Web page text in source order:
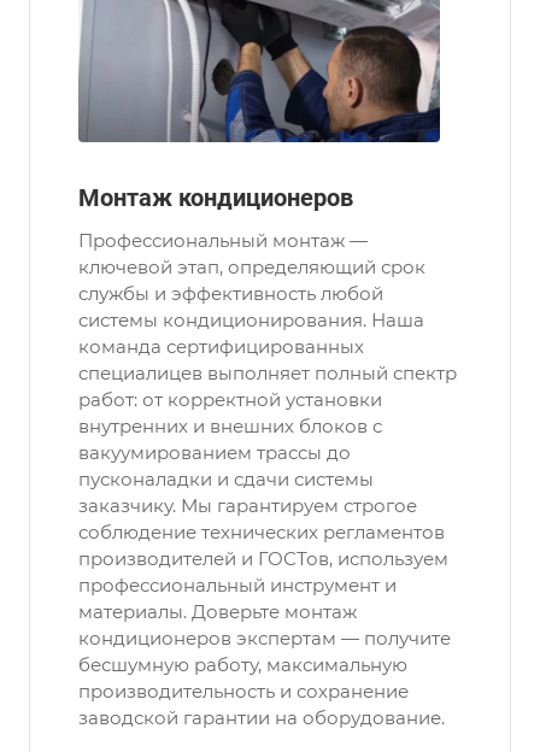
Монтаж кондиционеров
Профессиональный монтаж —
ключевой этап, определяющий срок
службы и эффективность любой
системы кондиционирования. Наша
команда сертифицированных
специалицев выполняет полный спектр
работ: от корректной установки
внутренних и внешних блоков с
вакуумированием трассы до
пусконаладки и сдачи системы
заказчику. Мы гарантируем строгое
соблюдение технических регламентов
производителей и ГОСТов, используем
профессиональный инструмент и
материалы. Доверьте монтаж
кондиционеров экспертам — получите
бесшумную работу, максимальную
производительность и сохранение
заводской гарантии на оборудование.